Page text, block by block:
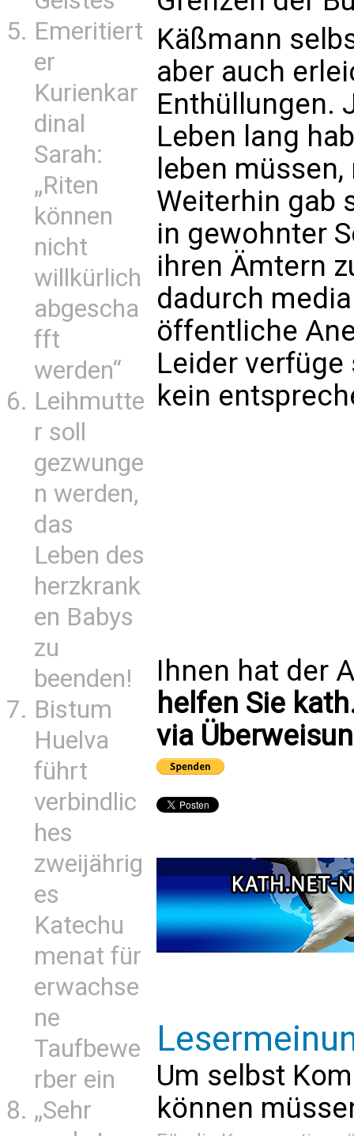
Emeritiert
er
Kurienkar
dinal
Sarah:
„Riten
können
nicht
willkürlich
abgescha
fft
werden“
Leihmutte
r soll
gezwunge
n werden,
das
Leben des
herzkrank
en Babys
zu
beenden!
Bistum
Huelva
führt
verbindlic
hes
zweijährig
es
Katechu
menat für
erwachse
ne
Taufbewe
rber ein
„Sehr
Käßmann
aber auch
Enthüllungen.
Leben lang
leben
Weiterhin gab
in gewohnter
ihren Ämtern
dadurch
öffentliche
Leider
kein
Ihnen hat der
helfen Sie
via
Um selbst
können